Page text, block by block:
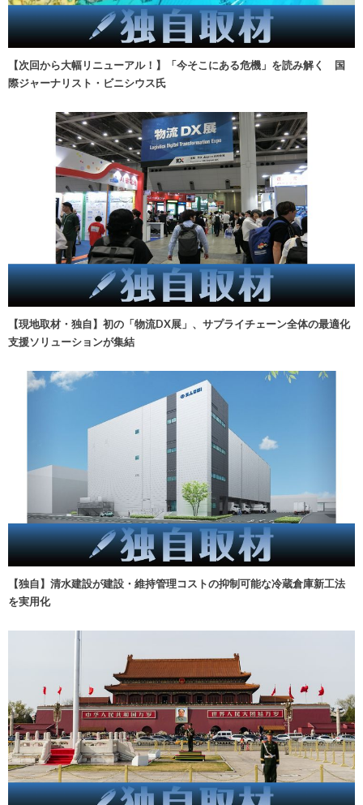
【次回から大幅リニューアル！】「今そこにある危機」を読み解く 国
際ジャーナリスト・ビニシウス氏
【現地取材・独自】初の「物流DX展」、サプライチェーン全体の最適化
支援ソリューションが集結
【独自】清水建設が建設・維持管理コストの抑制可能な冷蔵倉庫新工法
を実用化